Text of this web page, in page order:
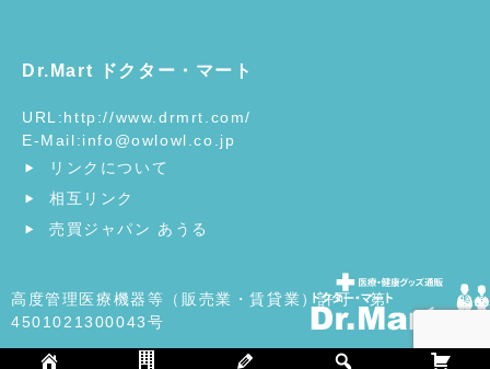
Dr.Mart ドクター・マート
URL:http://www.drmrt.com/
E-Mail:info@owlowl.co.jp
リンクについて
相互リンク
売買ジャパン あうる
高度管理医療機器等（販売業・賃貸業）許可 第
4501021300043号
ヘルスケア・医療用品の総合ショッピングモール | ドクタ